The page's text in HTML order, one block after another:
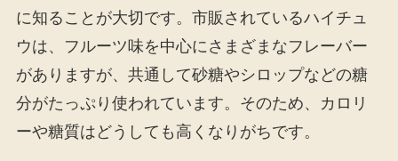
に知ることが大切です。市販されているハイチュ
ウは、フルーツ味を中心にさまざまなフレーバー
がありますが、共通して砂糖やシロップなどの糖
分がたっぷり使われています。そのため、カロリ
ーや糖質はどうしても高くなりがちです。